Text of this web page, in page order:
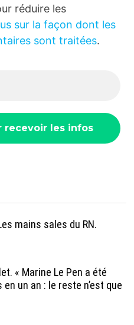
réduire les
sur la façon dont les
sont traitées.
mains sales du RN.
« Marine Le Pen a été
un an : le reste n’est que